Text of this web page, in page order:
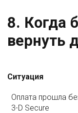
8. Когда
вернуть
Ситуация
Оплата прошла
3-D Secure